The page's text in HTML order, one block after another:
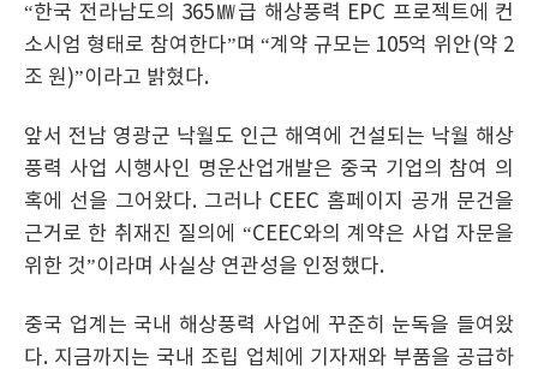
“한국 전라남도의 365㎿급 해상풍력 EPC 프로젝트에 컨
소시엄 형태로 참여한다”며 “계약 규모는 105억 위안(약 2
조 원)”이라고 밝혔다.
앞서 전남 영광군 낙월도 인근 해역에 건설되는 낙월 해상
풍력 사업 시행사인 명운산업개발은 중국 기업의 참여 의
혹에 선을 그어왔다. 그러나 CEEC 홈페이지 공개 문건을
근거로 한 취재진 질의에 “CEEC와의 계약은 사업 자문을
위한 것”이라며 사실상 연관성을 인정했다.
중국 업계는 국내 해상풍력 사업에 꾸준히 눈독을 들여왔
다. 지금까지는 국내 조립 업체에 기자재와 부품을 공급하